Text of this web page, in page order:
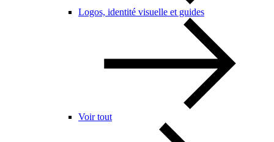
Logos, identité visuelle et guides
Voir tout